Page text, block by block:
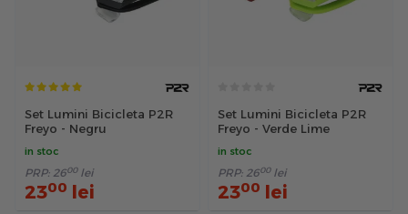
Set Lumini Bicicleta P2R
Freyo - Negru
in stoc
PRP: 2600 lei
2300 lei
Set Lumini Bicicleta P2R
Freyo - Verde Lime
in stoc
PRP: 2600 lei
2300 lei